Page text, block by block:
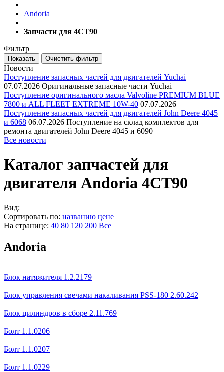
Andoria
Запчасти для 4CT90
Фильтр
Новости
Поступление запасных частей для двигателей Yuchai
07.07.2026 Оригинальные запасные части Yuchai
Поступление оригинального масла Valvoline PREMIUM BLUE
7800 и ALL FLEET EXTREME 10W-40 07.07.2026
Поступление запасных частей для двигателей John Deere 4045
и 6068 06.07.2026 Поступление на склад комплектов для
ремонта двигателей John Deere 4045 и 6090
Все новости
Каталог запчастей для
двигателя Andoria 4CT90
Вид:
Сортировать по: названию цене
На странице: 40 80 120 200 Все
Andoria
Блок натяжителя 1.2.2179
Блок управления свечами накаливания PSS-180 2.60.242
Блок цилиндров в сборе 2.11.769
Болт 1.1.0206
Болт 1.1.0207
Болт 1.1.0229